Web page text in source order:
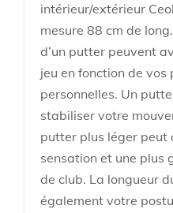
intérieur/extérieur
mesure 88 cm de
d’un putter peuvent
jeu en fonction de vos
personnelles. Un
stabiliser votre
putter plus léger peut
sensation et une plus
de club. La longueur
également votre